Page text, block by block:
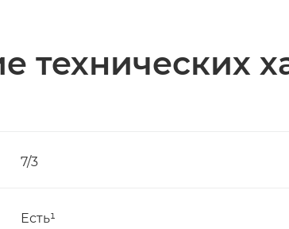
технических
7/3
Есть¹